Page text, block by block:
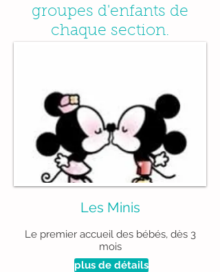
groupes d'enfants de
chaque section.
Les Minis
Le premier accueil des bébés, dès 3
mois
plus de détails